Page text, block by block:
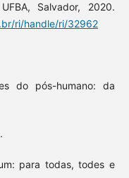
Salvador, 2020.
ri/handle/ri/32962
do pós-humano: da
para todas, todes e